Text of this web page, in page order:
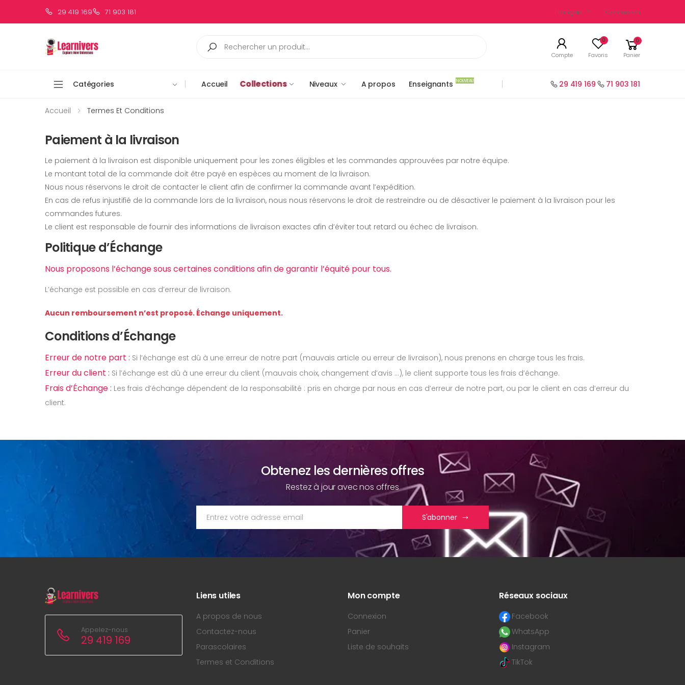
29 419 169 71 903 181 Français Connexion
Compte
0
Favoris
0
Panier
Catégories Accueil Collections Niveaux A propos Enseignants NOUVEAU 29 419 169 71 903 181
Accueil Termes Et Conditions
Paiement à la livraison
Le paiement à la livraison est disponible uniquement pour les zones éligibles et les commandes approuvées par notre équipe.
Le montant total de la commande doit être payé en espèces au moment de la livraison.
Nous nous réservons le droit de contacter le client afin de confirmer la commande avant l’expédition.
En cas de refus injustifié de la commande lors de la livraison, nous nous réservons le droit de restreindre ou de désactiver le paiement à la livraison pour les
commandes futures.
Le client est responsable de fournir des informations de livraison exactes afin d’éviter tout retard ou échec de livraison.
Politique d’Échange
Nous proposons l’échange sous certaines conditions afin de garantir l’équité pour tous.
L’échange est possible en cas d’erreur de livraison.
Aucun remboursement n’est proposé. Échange uniquement.
Conditions d’Échange
Erreur de notre part : Si l’échange est dû à une erreur de notre part (mauvais article ou erreur de livraison), nous prenons en charge tous les frais.
Erreur du client : Si l’échange est dû à une erreur du client (mauvais choix, changement d’avis ...), le client supporte tous les frais d’échange.
Frais d’Échange : Les frais d’échange dépendent de la responsabilité : pris en charge par nous en cas d’erreur de notre part, ou par le client en cas d’erreur du
client.
Obtenez les dernières offres
Restez à jour avec nos offres
S'abonner
Appelez-nous
29 419 169
Liens utiles
A propos de nous
Contactez-nous
Parascolaires
Termes et Conditions
Mon compte
Connexion
Panier
Liste de souhaits
Réseaux sociaux
Facebook
WhatsApp
Instagram
TikTok